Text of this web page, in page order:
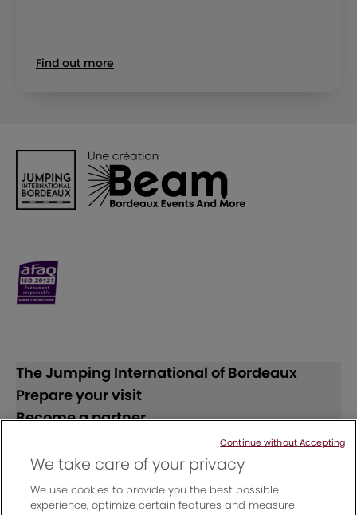
Find out more
The Jumping International of Bordeaux
Prepare your visit
Become a partner
Follow us
We take care of your privacy
We use cookies to provide you the best possible
experience, optimize certain features and measure
Continue without Accepting